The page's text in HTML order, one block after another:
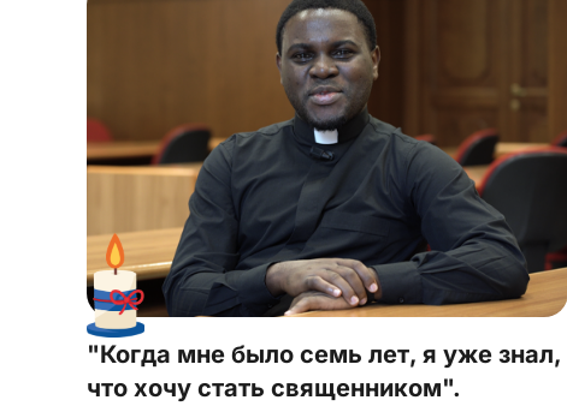
"Когда мне было семь лет, я уже знал,
что хочу стать священником".